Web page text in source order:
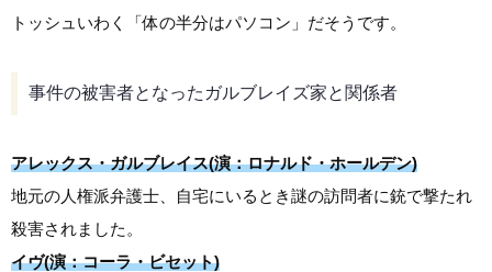
トッシュいわく「体の半分はパソコン」だそうです。
事件の被害者となったガルブレイズ家と関係者
アレックス・ガルブレイス(演：ロナルド・ホールデン)
地元の人権派弁護士、自宅にいるとき謎の訪問者に銃で撃たれ
殺害されました。
イヴ(演：コーラ・ビセット)